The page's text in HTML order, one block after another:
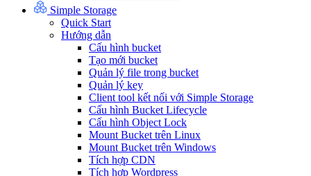
Simple Storage
Quick Start
Hướng dẫn
Cấu hình bucket
Tạo mới bucket
Quản lý file trong bucket
Quản lý key
Client tool kết nối với Simple Storage
Cấu hình Bucket Lifecycle
Cấu hình Object Lock
Mount Bucket trên Linux
Mount Bucket trên Windows
Tích hợp CDN
Tích hợp Wordpress